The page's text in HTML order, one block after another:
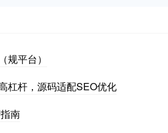
规平台）
杠杆，源码适配SEO优化
南